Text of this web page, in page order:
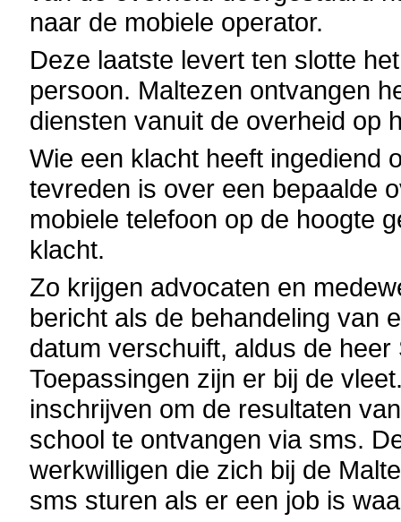
naar de mobiele operator.
Deze laatste levert ten slotte
persoon. Maltezen ontvangen
diensten vanuit de overheid op
Wie een klacht heeft ingediend
tevreden is over een bepaalde
mobiele telefoon op de hoogte
klacht.
Zo krijgen advocaten en
bericht als de behandeling van
datum verschuift, aldus de
Toepassingen zijn er bij de
inschrijven om de resultaten
school te ontvangen via sms.
werkwilligen die zich bij de
sms sturen als er een job is